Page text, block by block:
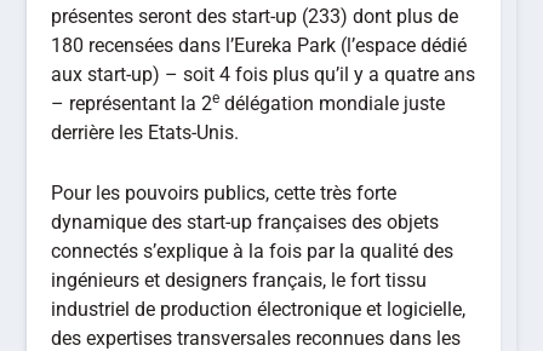
présentes seront des start-up (233) dont plus de
180 recensées dans l’Eureka Park (l’espace dédié
aux start-up) – soit 4 fois plus qu’il y a quatre ans
– représentant la 2e délégation mondiale juste
derrière les Etats-Unis.
Pour les pouvoirs publics, cette très forte
dynamique des start-up françaises des objets
connectés s’explique à la fois par la qualité des
ingénieurs et designers français, le fort tissu
industriel de production électronique et logicielle,
des expertises transversales reconnues dans les